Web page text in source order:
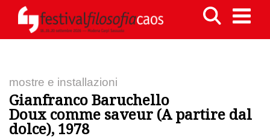
mostre e installazioni
Gianfranco Baruchello
Doux comme saveur (A partire dal
dolce), 1978